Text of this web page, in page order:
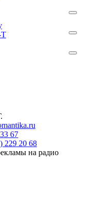
T
67
229 20 68
на радио